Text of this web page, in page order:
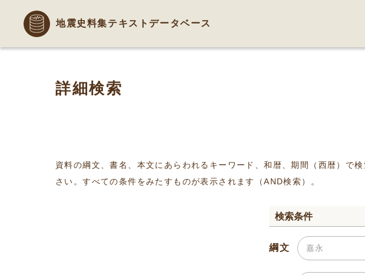
地震史料集テキストデータベース
詳細検索
資料の綱文、書名、本文にあらわれるキーワード、和暦、期間（西暦）で
さい。すべての条件をみたすものが表示されます（AND検索）。
検索条件
綱文